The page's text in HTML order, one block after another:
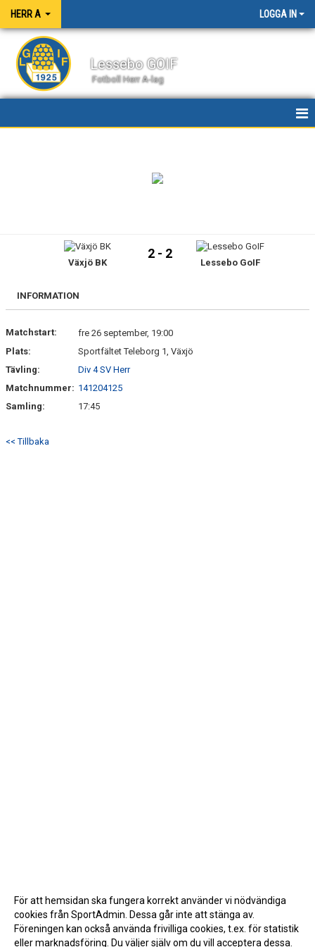
HERR A LOGGA IN
Lessebo GOIF
Fotboll Herr A-lag
BILDGALLERI
KONTAKT
Växjö BK
2 - 2
Lessebo GoIF
INFORMATION
Matchstart:
fre 26 september, 19:00
Plats:
Sportfältet Teleborg 1, Växjö
Tävling:
Div 4 SV Herr
Matchnummer: 141204125
Samling:
17:45
<< Tillbaka
För att hemsidan ska fungera korrekt använder vi nödvändiga
cookies från SportAdmin. Dessa går inte att stänga av.
Föreningen kan också använda frivilliga cookies, t.ex. för statistik
eller marknadsföring. Du väljer själv om du vill acceptera dessa.